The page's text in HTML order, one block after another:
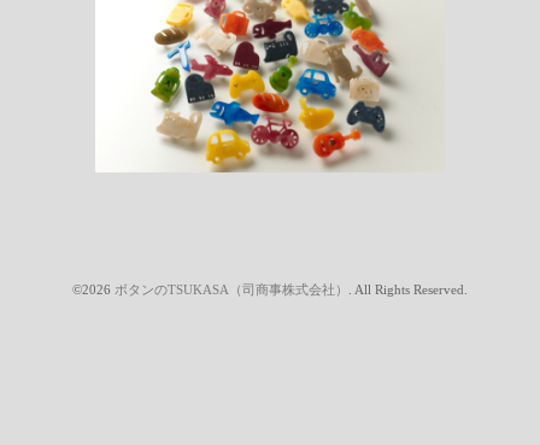
©2026 ボタンのTSUKASA（司商事株式会社） . All Rights Reserved.